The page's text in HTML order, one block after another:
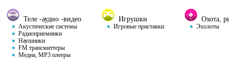
Теле -аудио -видео
Акустические системы
Радиоприемники
Наушники
FM трансмиттеры
Медиа, MP3 плееры
Игрушки
Игровые приставки
Охота,
Эхолоты